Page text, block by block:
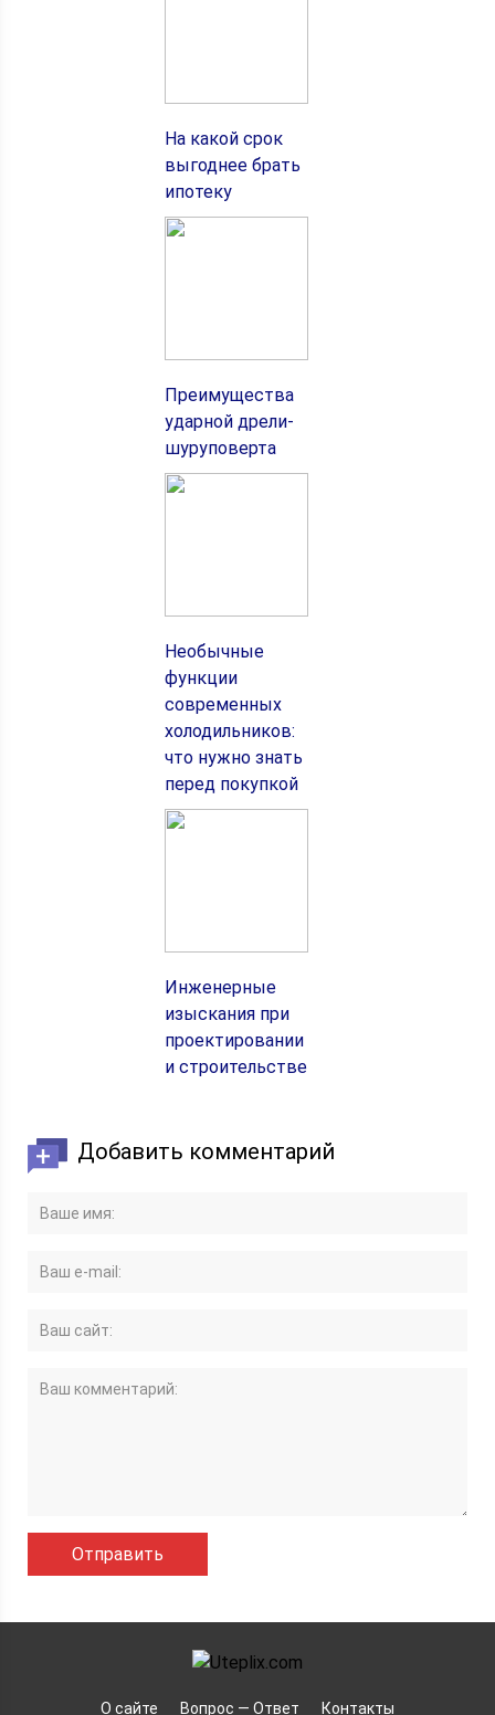
На какой срок
выгоднее брать
ипотеку
Преимущества
ударной дрели-
шуруповерта
Необычные
функции
современных
холодильников:
что нужно знать
перед покупкой
Инженерные
изыскания при
проектировании
и строительстве
Добавить комментарий
О сайте Вопрос — Ответ Контакты